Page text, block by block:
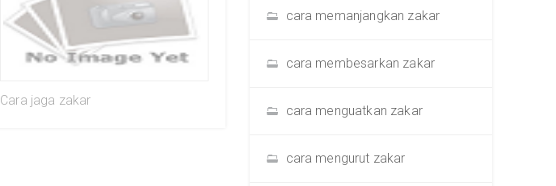
Cara jaga zakar
cara memanjangkan zakar
cara membesarkan zakar
cara menguatkan zakar
cara mengurut zakar